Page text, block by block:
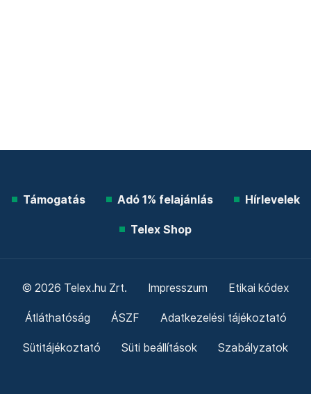
Támogatás Adó 1% felajánlás Hírlevelek
Telex Shop
© 2026 Telex.hu Zrt. Impresszum Etikai kódex
Átláthatóság ÁSZF Adatkezelési tájékoztató
Sütitájékoztató Süti beállítások Szabályzatok